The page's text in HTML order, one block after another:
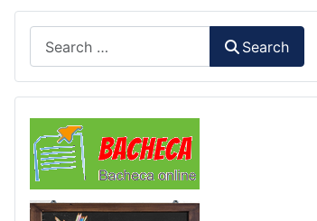
Search
Libri di Testo